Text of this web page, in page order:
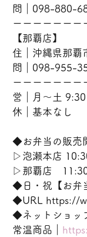
問｜098-880-
ーーーーーーー
【那覇店】
住｜沖縄県那覇
問｜098-955-
ーーーーーーー
営｜月〜土
休｜基本なし
◆お弁当の販売
▷泡瀬本店
▷那覇店　
◆日・祝【お弁
◆URL https://
◆ネットショッ
常温商品｜